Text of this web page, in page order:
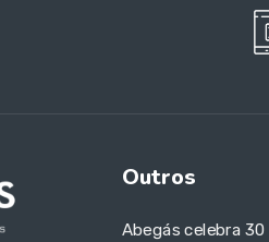
Outros
Abegás celebra 30